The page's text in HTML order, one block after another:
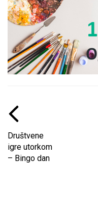
Društvene
igre utorkom
– Bingo dan